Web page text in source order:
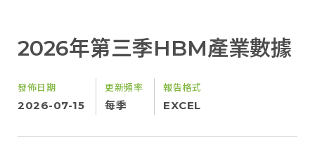
2026年第三季HBM產業數據
發佈日期
2026-07-15
更新頻率
每季
報告格式
EXCEL